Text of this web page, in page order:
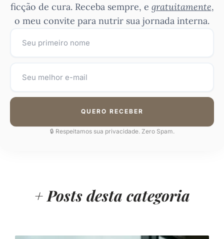
ficção de cura. Receba sempre, e gratuitamente,
o meu convite para nutrir sua jornada interna.
QUERO RECEBER
🔒 Respeitamos sua privacidade. Zero Spam.
+ Posts desta categoria